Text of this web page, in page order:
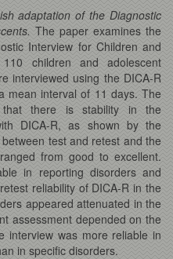
adaptation of the Diagnostic
The paper examines the
Interview for Children and
110 children and adolescent
interviewed using the DICA-R
mean interval of 11 days. The
there is stability in the
DICA-R, as shown by the
test and retest and the
from good to excellent.
in reporting disorders and
reliability of DICA-R in the
appeared attenuated in the
assessment depended on the
interview was more reliable in
in specific disorders.